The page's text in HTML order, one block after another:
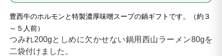
豊西牛のホルモンと特製濃厚味噌スープの鍋ギフトです。（約３
～５人前）
つみれ200gとしめに欠かせない鍋用西山ラーメン80gを
二袋付けました。